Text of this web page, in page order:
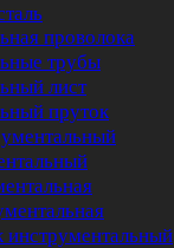
проволока
трубы
лист
пруток